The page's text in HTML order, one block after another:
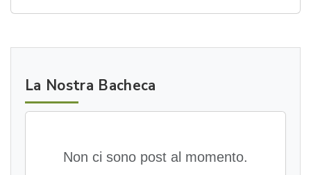
La Nostra Bacheca
Non ci sono post al momento.